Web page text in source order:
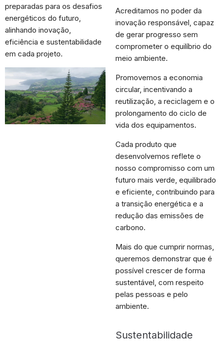
preparadas para os desafios
energéticos do futuro,
alinhando inovação,
eficiência e sustentabilidade
em cada projeto.
Acreditamos no poder da
inovação responsável, capaz
de gerar progresso sem
comprometer o equilíbrio do
meio ambiente.
Promovemos a economia
circular, incentivando a
reutilização, a reciclagem e o
prolongamento do ciclo de
vida dos equipamentos.
Cada produto que
desenvolvemos reflete o
nosso compromisso com um
futuro mais verde, equilibrado
e eficiente, contribuindo para
a transição energética e a
redução das emissões de
carbono.
Mais do que cumprir normas,
queremos demonstrar que é
possível crescer de forma
sustentável, com respeito
pelas pessoas e pelo
ambiente.
Sustentabilidade